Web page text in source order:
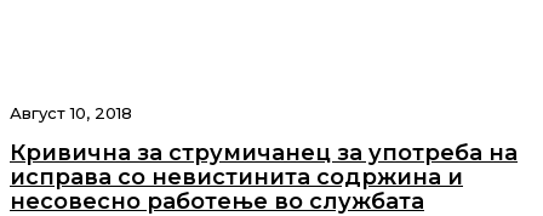
Август 10, 2018
Кривична за струмичанец за употреба на
исправа со невистинита содржина и
несовесно работење во службата